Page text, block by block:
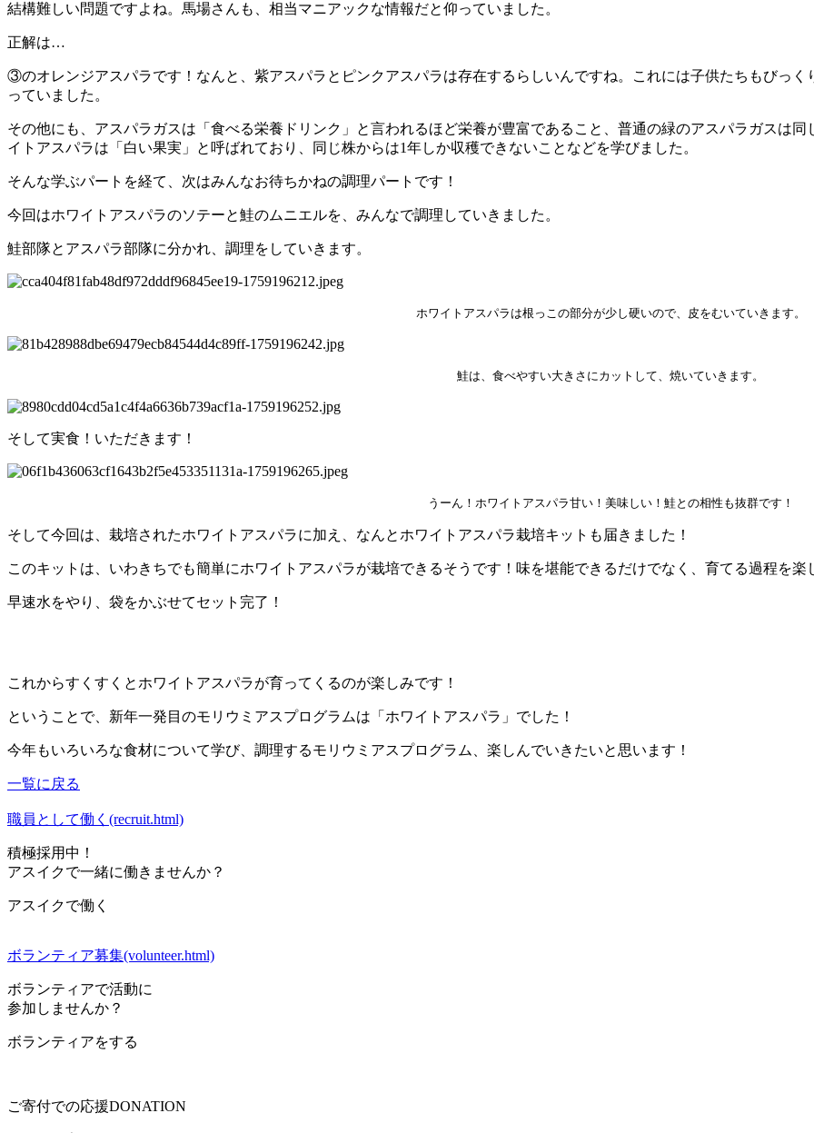
結構難しい問題ですよね。馬場さんも、相当マニアックな情報だと仰っていました。
正解は…
③のオレンジアスパラです！なんと、紫アスパラとピンクアスパラは存在するらしいんですね。これには子供たちもびっ
っていました。
その他にも、アスパラガスは「食べる栄養ドリンク」と言われるほど栄養が豊富であること、普通の緑のアスパラガスは
イトアスパラは「白い果実」と呼ばれており、同じ株からは1年しか収穫できないことなどを学びました。
そんな学ぶパートを経て、次はみんなお待ちかねの調理パートです！
今回はホワイトアスパラのソテーと鮭のムニエルを、みんなで調理していきました。
鮭部隊とアスパラ部隊に分かれ、調理をしていきます。
ホワイトアスパラは根っこの部分が少し硬いので、皮をむいていきます。
鮭は、食べやすい大きさにカットして、焼いていきます。
そして実食！いただきます！
うーん！ホワイトアスパラ甘い！美味しい！鮭との相性も抜群です！
そして今回は、栽培されたホワイトアスパラに加え、なんとホワイトアスパラ栽培キットも届きました！
このキットは、いわきちでも簡単にホワイトアスパラが栽培できるそうです！味を堪能できるだけでなく、育てる過程を楽
早速水をやり、袋をかぶせてセット完了！
これからすくすくとホワイトアスパラが育ってくるのが楽しみです！
ということで、新年一発目のモリウミアスプログラムは「ホワイトアスパラ」でした！
今年もいろいろな食材について学び、調理するモリウミアスプログラム、楽しんでいきたいと思います！
一覧に戻る
職員として働く(recruit.html)
積極採用中！
アスイクで一緒に働きませんか？
アスイクで働く
ボランティア募集(volunteer.html)
ボランティアで活動に
参加しませんか？
ボランティアをする
ご寄付での応援DONATION